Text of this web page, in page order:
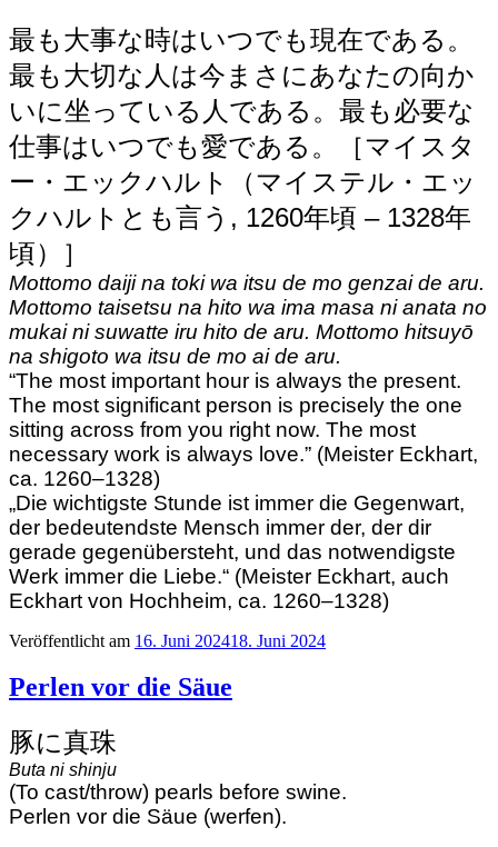
最も大事な時はいつでも現在である。
最も大切な人は今まさにあなたの向か
いに坐っている人である。最も必要な
仕事はいつでも愛である。［マイスタ
ー・エックハルト（マイステル・エッ
クハルトとも言う, 1260年頃 – 1328年
頃）］
Mottomo daiji na toki wa itsu de mo genzai de aru.
Mottomo taisetsu na hito wa ima masa ni anata no
mukai ni suwatte iru hito de aru. Mottomo hitsuyō
na shigoto wa itsu de mo ai de aru.
“The most important hour is always the present.
The most significant person is precisely the one
sitting across from you right now. The most
necessary work is always love.” (Meister Eckhart,
ca. 1260–1328)
„Die wichtigste Stunde ist immer die Gegenwart,
der bedeutendste Mensch immer der, der dir
gerade gegenübersteht, und das notwendigste
Werk immer die Liebe.“ (Meister Eckhart, auch
Eckhart von Hochheim, ca. 1260–1328)
Veröffentlicht am 16. Juni 202418. Juni 2024
Perlen vor die Säue
豚に真珠
Buta ni shinju
(To cast/throw) pearls before swine.
Perlen vor die Säue (werfen).